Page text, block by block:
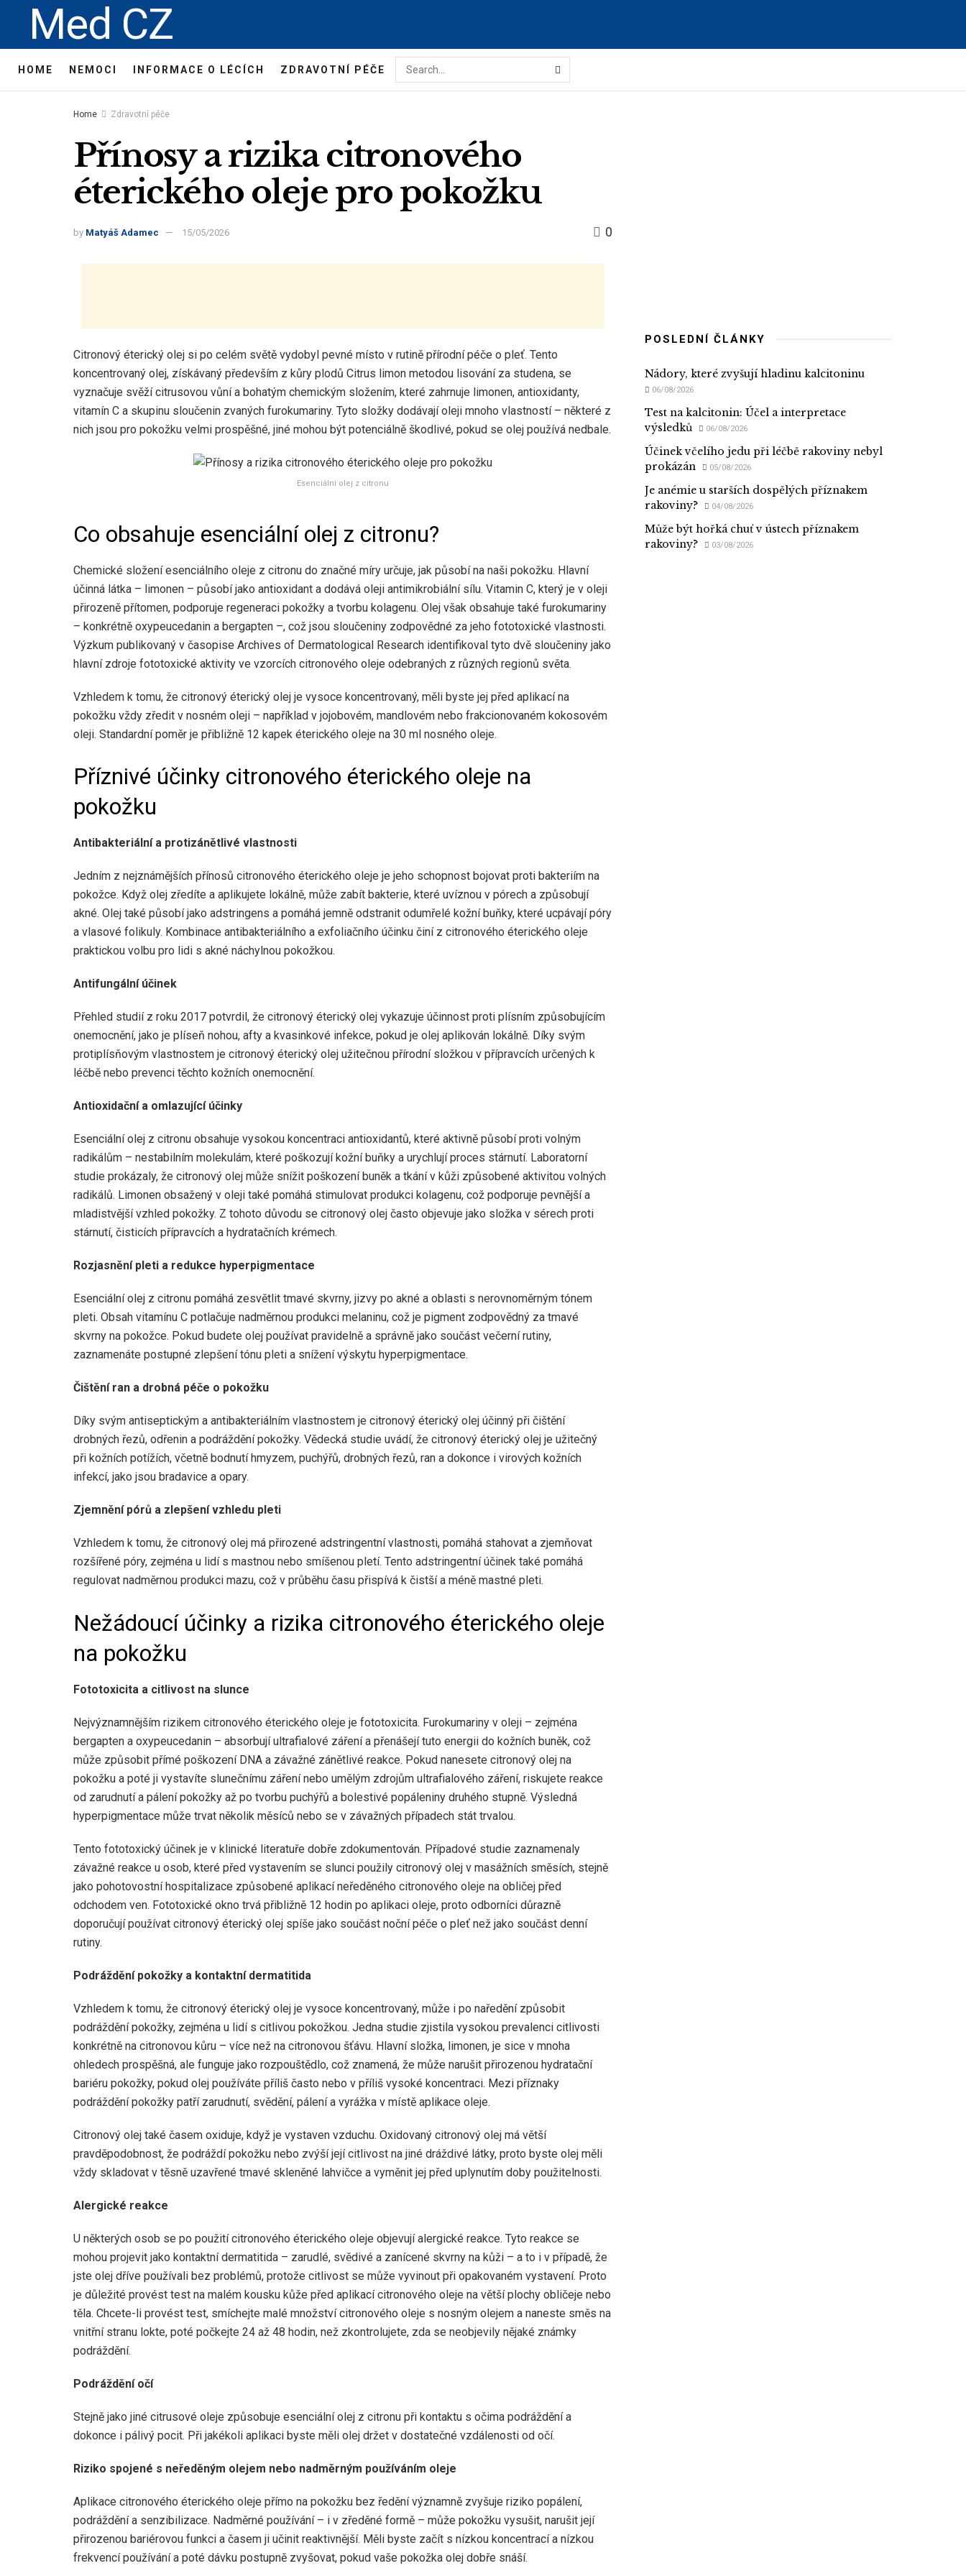
Med CZ
HOME NEMOCI INFORMACE O LÉCÍCH ZDRAVOTNÍ PÉČE
Home Zdravotní péče
Přínosy a rizika citronového
éterického oleje pro pokožku
by Matyáš Adamec 15/05/2026 0
Citronový éterický olej si po celém světě vydobyl pevné místo v rutině přírodní péče o pleť. Tento
koncentrovaný olej, získávaný především z kůry plodů Citrus limon metodou lisování za studena, se
vyznačuje svěží citrusovou vůní a bohatým chemickým složením, které zahrnuje limonen, antioxidanty,
vitamín C a skupinu sloučenin zvaných furokumariny. Tyto složky dodávají oleji mnoho vlastností – některé z
nich jsou pro pokožku velmi prospěšné, jiné mohou být potenciálně škodlivé, pokud se olej používá nedbale.
Esenciální olej z citronu
Co obsahuje esenciální olej z citronu?
Chemické složení esenciálního oleje z citronu do značné míry určuje, jak působí na naši pokožku. Hlavní
účinná látka – limonen – působí jako antioxidant a dodává oleji antimikrobiální sílu. Vitamin C, který je v oleji
přirozeně přítomen, podporuje regeneraci pokožky a tvorbu kolagenu. Olej však obsahuje také furokumariny
– konkrétně oxypeucedanin a bergapten –, což jsou sloučeniny zodpovědné za jeho fototoxické vlastnosti.
Výzkum publikovaný v časopise Archives of Dermatological Research identifikoval tyto dvě sloučeniny jako
hlavní zdroje fototoxické aktivity ve vzorcích citronového oleje odebraných z různých regionů světa.
Vzhledem k tomu, že citronový éterický olej je vysoce koncentrovaný, měli byste jej před aplikací na
pokožku vždy zředit v nosném oleji – například v jojobovém, mandlovém nebo frakcionovaném kokosovém
oleji. Standardní poměr je přibližně 12 kapek éterického oleje na 30 ml nosného oleje.
Příznivé účinky citronového éterického oleje na
pokožku
Antibakteriální a protizánětlivé vlastnosti
Jedním z nejznámějších přínosů citronového éterického oleje je jeho schopnost bojovat proti bakteriím na
pokožce. Když olej zředíte a aplikujete lokálně, může zabít bakterie, které uvíznou v pórech a způsobují
akné. Olej také působí jako adstringens a pomáhá jemně odstranit odumřelé kožní buňky, které ucpávají póry
a vlasové folikuly. Kombinace antibakteriálního a exfoliačního účinku činí z citronového éterického oleje
praktickou volbu pro lidi s akné náchylnou pokožkou.
Antifungální účinek
Přehled studií z roku 2017 potvrdil, že citronový éterický olej vykazuje účinnost proti plísním způsobujícím
onemocnění, jako je plíseň nohou, afty a kvasinkové infekce, pokud je olej aplikován lokálně. Díky svým
protiplísňovým vlastnostem je citronový éterický olej užitečnou přírodní složkou v přípravcích určených k
léčbě nebo prevenci těchto kožních onemocnění.
Antioxidační a omlazující účinky
Esenciální olej z citronu obsahuje vysokou koncentraci antioxidantů, které aktivně působí proti volným
radikálům – nestabilním molekulám, které poškozují kožní buňky a urychlují proces stárnutí. Laboratorní
studie prokázaly, že citronový olej může snížit poškození buněk a tkání v kůži způsobené aktivitou volných
radikálů. Limonen obsažený v oleji také pomáhá stimulovat produkci kolagenu, což podporuje pevnější a
mladistvější vzhled pokožky. Z tohoto důvodu se citronový olej často objevuje jako složka v sérech proti
stárnutí, čisticích přípravcích a hydratačních krémech.
Rozjasnění pleti a redukce hyperpigmentace
Esenciální olej z citronu pomáhá zesvětlit tmavé skvrny, jizvy po akné a oblasti s nerovnoměrným tónem
pleti. Obsah vitamínu C potlačuje nadměrnou produkci melaninu, což je pigment zodpovědný za tmavé
skvrny na pokožce. Pokud budete olej používat pravidelně a správně jako součást večerní rutiny,
zaznamenáte postupné zlepšení tónu pleti a snížení výskytu hyperpigmentace.
Čištění ran a drobná péče o pokožku
Díky svým antiseptickým a antibakteriálním vlastnostem je citronový éterický olej účinný při čištění
drobných řezů, odřenin a podráždění pokožky. Vědecká studie uvádí, že citronový éterický olej je užitečný
při kožních potížích, včetně bodnutí hmyzem, puchýřů, drobných řezů, ran a dokonce i virových kožních
infekcí, jako jsou bradavice a opary.
Zjemnění pórů a zlepšení vzhledu pleti
Vzhledem k tomu, že citronový olej má přirozené adstringentní vlastnosti, pomáhá stahovat a zjemňovat
rozšířené póry, zejména u lidí s mastnou nebo smíšenou pletí. Tento adstringentní účinek také pomáhá
regulovat nadměrnou produkci mazu, což v průběhu času přispívá k čistší a méně mastné pleti.
Nežádoucí účinky a rizika citronového éterického oleje
na pokožku
Fototoxicita a citlivost na slunce
Nejvýznamnějším rizikem citronového éterického oleje je fototoxicita. Furokumariny v oleji – zejména
bergapten a oxypeucedanin – absorbují ultrafialové záření a přenášejí tuto energii do kožních buněk, což
může způsobit přímé poškození DNA a závažné zánětlivé reakce. Pokud nanesete citronový olej na
pokožku a poté ji vystavíte slunečnímu záření nebo umělým zdrojům ultrafialového záření, riskujete reakce
od zarudnutí a pálení pokožky až po tvorbu puchýřů a bolestivé popáleniny druhého stupně. Výsledná
hyperpigmentace může trvat několik měsíců nebo se v závažných případech stát trvalou.
Tento fototoxický účinek je v klinické literatuře dobře zdokumentován. Případové studie zaznamenaly
závažné reakce u osob, které před vystavením se slunci použily citronový olej v masážních směsích, stejně
jako pohotovostní hospitalizace způsobené aplikací neředěného citronového oleje na obličej před
odchodem ven. Fototoxické okno trvá přibližně 12 hodin po aplikaci oleje, proto odborníci důrazně
doporučují používat citronový éterický olej spíše jako součást noční péče o pleť než jako součást denní
rutiny.
Podráždění pokožky a kontaktní dermatitida
Vzhledem k tomu, že citronový éterický olej je vysoce koncentrovaný, může i po naředění způsobit
podráždění pokožky, zejména u lidí s citlivou pokožkou. Jedna studie zjistila vysokou prevalenci citlivosti
konkrétně na citronovou kůru – více než na citronovou šťávu. Hlavní složka, limonen, je sice v mnoha
ohledech prospěšná, ale funguje jako rozpouštědlo, což znamená, že může narušit přirozenou hydratační
bariéru pokožky, pokud olej používáte příliš často nebo v příliš vysoké koncentraci. Mezi příznaky
podráždění pokožky patří zarudnutí, svědění, pálení a vyrážka v místě aplikace oleje.
Citronový olej také časem oxiduje, když je vystaven vzduchu. Oxidovaný citronový olej má větší
pravděpodobnost, že podráždí pokožku nebo zvýší její citlivost na jiné dráždivé látky, proto byste olej měli
vždy skladovat v těsně uzavřené tmavé skleněné lahvičce a vyměnit jej před uplynutím doby použitelnosti.
Alergické reakce
U některých osob se po použití citronového éterického oleje objevují alergické reakce. Tyto reakce se
mohou projevit jako kontaktní dermatitida – zarudlé, svědivé a zanícené skvrny na kůži – a to i v případě, že
jste olej dříve používali bez problémů, protože citlivost se může vyvinout při opakovaném vystavení. Proto
je důležité provést test na malém kousku kůže před aplikací citronového oleje na větší plochy obličeje nebo
těla. Chcete-li provést test, smíchejte malé množství citronového oleje s nosným olejem a naneste směs na
vnitřní stranu lokte, poté počkejte 24 až 48 hodin, než zkontrolujete, zda se neobjevily nějaké známky
podráždění.
Podráždění očí
Stejně jako jiné citrusové oleje způsobuje esenciální olej z citronu při kontaktu s očima podráždění a
dokonce i pálivý pocit. Při jakékoli aplikaci byste měli olej držet v dostatečné vzdálenosti od očí.
Riziko spojené s neředěným olejem nebo nadměrným používáním oleje
Aplikace citronového éterického oleje přímo na pokožku bez ředění významně zvyšuje riziko popálení,
podráždění a senzibilizace. Nadměrné používání – i v zředěné formě – může pokožku vysušit, narušit její
přirozenou bariérovou funkci a časem ji učinit reaktivnější. Měli byste začít s nízkou koncentrací a nízkou
frekvencí používání a poté dávku postupně zvyšovat, pokud vaše pokožka olej dobře snáší.
POSLEDNÍ ČLÁNKY
Nádory, které zvyšují hladinu kalcitoninu
06/08/2026
Test na kalcitonin: Účel a interpretace
výsledků
06/08/2026
Účinek včelího jedu při léčbě rakoviny nebyl
prokázán
05/08/2026
Je anémie u starších dospělých příznakem
rakoviny?
04/08/2026
Může být hořká chuť v ústech příznakem
rakoviny?
03/08/2026